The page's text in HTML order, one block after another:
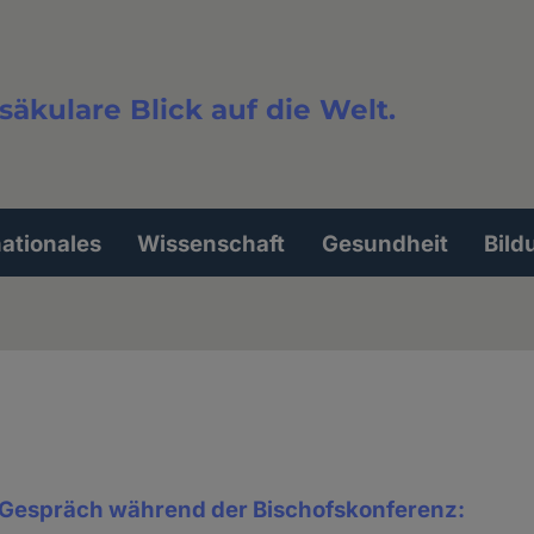
Blick auf die Welt.
Wissenschaft Gesundheit
während der Bischofskonferenz: